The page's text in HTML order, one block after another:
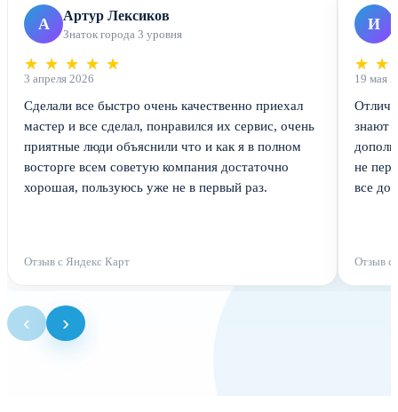
А Артур Лексиков
Знаток города 3 уровня
★ ★ ★ ★ ★
3 апреля 2026
Сделали все быстро очень качественно приехал
мастер и все сделал, понравился их сервис, очень
приятные люди объяснили что и как я в полном
восторге всем советую компания достаточно
хорошая, пользуюсь уже не в первый раз.
Отзыв с Яндекс Карт
И
★ ★
19 мая
знают
не
все
Отзыв с
‹ ›